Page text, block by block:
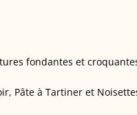
fondantes et
Pâte à Tartiner et